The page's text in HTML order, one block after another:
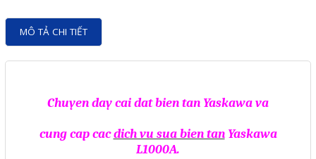
MÔ TẢ CHI TIẾT
Chuyenday cai dat bien tan Yaskawa va
cung capcacdich vu sua bien tanYaskawa
L1000A.
Motor Servo / Driver Servo
Cân Điện Tử
Thiết bị thu thập dữ liệu,